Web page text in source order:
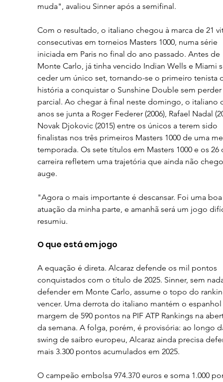
muda", avaliou Sinner após a semifinal.
Com o resultado, o italiano chegou à marca de 21
consecutivas em torneios Masters 1000, numa série
iniciada em Paris no final do ano passado. Antes de
Monte Carlo, já tinha vencido Indian Wells e Miami
ceder um único set, tornando-se o primeiro tenista
história a conquistar o Sunshine Double sem perder
parcial. Ao chegar à final neste domingo, o italiano
anos se junta a Roger Federer (2006), Rafael Nadal
Novak Djokovic (2015) entre os únicos a terem sido
finalistas nos três primeiros Masters 1000 de uma
temporada. Os sete títulos em Masters 1000 e os 26
carreira refletem uma trajetória que ainda não
auge.
"Agora o mais importante é descansar. Foi uma
atuação da minha parte, e amanhã será um jogo
resumiu.
O que está em jogo
A equação é direta. Alcaraz defende os mil pontos
conquistados com o título de 2025. Sinner, sem
defender em Monte Carlo, assume o topo do
vencer. Uma derrota do italiano mantém o
margem de 590 pontos na PIF ATP Rankings na
da semana. A folga, porém, é provisória: ao longo
swing de saibro europeu, Alcaraz ainda precisa
mais 3.300 pontos acumulados em 2025.
O campeão embolsa 974.370 euros e soma 1.000